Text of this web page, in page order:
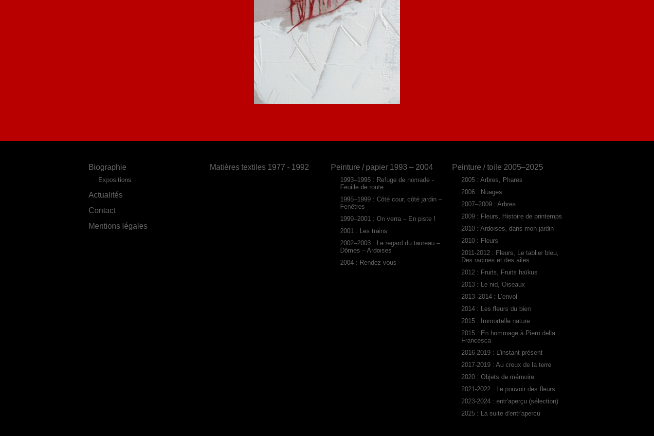
Biographie
Expositions
Actualités
Contact
Mentions légales
Matières textiles 1977 - 1992 Peinture / papier 1993 – 2004
1993–1995 : Refuge de nomade -
Feuille de route
1995–1999 : Côté cour, côté jardin –
Fenêtres
1999–2001 : On verra – En piste !
2001 : Les trains
2002–2003 : Le regard du taureau –
Dômes – Ardoises
2004 : Rendez-vous
Peinture / toile 2005–2025
2005 : Arbres, Phares
2006 : Nuages
2007–2009 : Arbres
2009 : Fleurs, Histoire de printemps
2010 : Ardoises, dans mon jardin
2010 : Fleurs
2011-2012 : Fleurs, Le tablier bleu,
Des racines et des ailes
2012 : Fruits, Fruits haïkus
2013 : Le nid, Oiseaux
2013–2014 : L’envol
2014 : Les fleurs du bien
2015 : Immortelle nature
2015 : En hommage à Piero della
Francesca
2016-2019 : L'instant présent
2017-2019 : Au creux de la terre
2020 : Objets de mémoire
2021-2022 : Le pouvoir des fleurs
2023-2024 : entr'aperçu (sélection)
2025 : La suite d'entr'apercu